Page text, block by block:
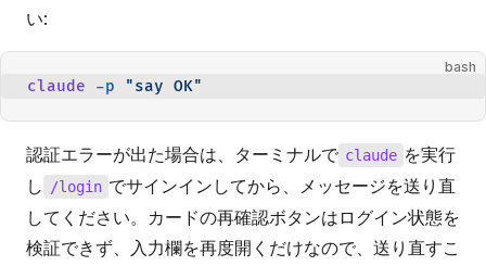
い:
bash
claude -p "say OK"
認証エラーが出た場合は、ターミナルで claude を実行
し
/login でサインインしてから、メッセージを送り直
してください。カードの再確認ボタンはログイン状態を
検証できず、入力欄を再度開くだけなので、送り直すこ